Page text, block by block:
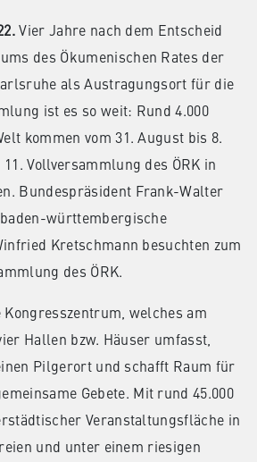
Vier Jahre nach dem Entscheid
des Ökumenischen Rates der
als Austragungsort für die
ist es so weit: Rund 4.000
kommen vom 31. August bis 8.
Vollversammlung des ÖRK in
Bundespräsident Frank-Walter
württembergische
Kretschmann besuchten zum
des ÖRK.
welches am
Hallen bzw. Häuser umfasst,
Pilgerort und schafft Raum für
Gebete. Mit rund 45.000
Veranstaltungsfläche in
und unter einem riesigen